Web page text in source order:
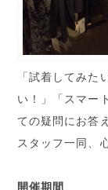
「試着してみた
い！」「スマー
ての疑問にお答
スタッフ一同、
開催期間